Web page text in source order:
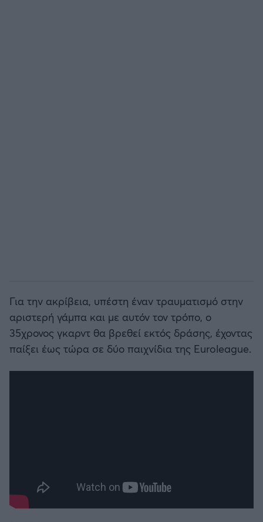
Για την ακρίβεια, υπέστη έναν τραυματισμό στην
αριστερή γάμπα και με αυτόν τον τρόπο, ο
35χρονος γκαρντ θα βρεθεί εκτός δράσης, έχοντας
παίξει έως τώρα σε δύο παιχνίδια της Euroleague.